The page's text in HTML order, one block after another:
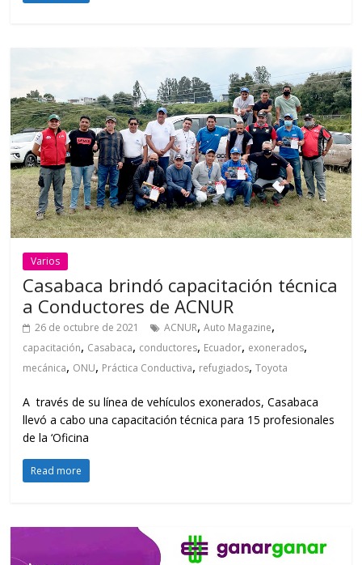
Varios
Casabaca brindó capacitación técnica
a Conductores de ACNUR
26 de octubre de 2021 ACNUR,Auto Magazine,
capacitación, Casabaca, conductores, Ecuador, exonerados,
mecánica, ONU, Práctica Conductiva, refugiados,Toyota
A través de su línea de vehículos exonerados, Casabaca
llevó a cabo una capacitación técnica para 15 profesionales
de la ‘Oficina
Read more